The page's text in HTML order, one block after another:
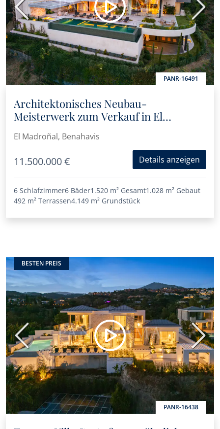
PANR-16491
Vorherige
Architektonisches Neubau-
Meisterwerk zum Verkauf in El
Madroñal, Benahavís
El Madroñal, Benahavis
11.500.000 € Details anzeigen
6 Schlafzimmer6 Bäder1.520 m² Gesamt1.028 m² Gebaut
492 m² Terrassen4.149 m² Grundstück
BESTEN PREIS
PANR-16438
Vorherige